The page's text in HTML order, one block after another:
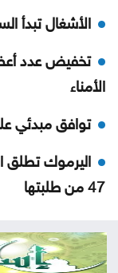
الأشغال تبدأ
تخفيض عدد
الأمناء
توافق مبدئي
اليرموك تطلق
47 من طلبتها
جمعية أطباء